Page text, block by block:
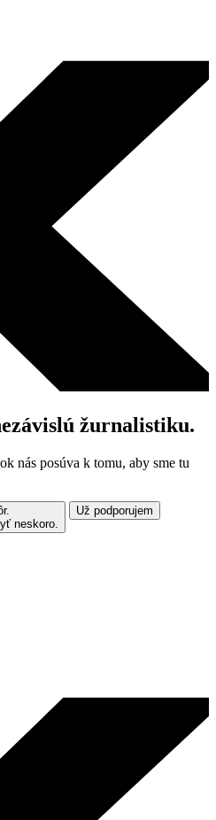
žurnalistiku.
nás posúva k tomu, aby sme tu
neskoro.
Už podporujem